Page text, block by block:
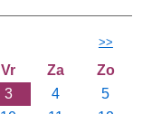
>>
Vr Za
Zo
3 4
5